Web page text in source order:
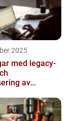
2025
med legacy-
av